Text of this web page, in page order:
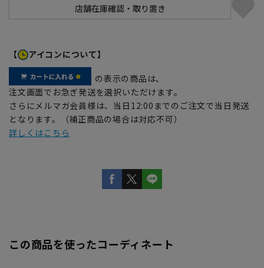
【 アイコンについて】
の表示の商品は、
注文画面でお急ぎ発送を選択いただけます。
さらにメルマガ会員様は、当日12:00までのご注文で当日発送
となります。（補正商品の場合は対応不可）
詳しくはこちら
この商品を使ったコーディネート